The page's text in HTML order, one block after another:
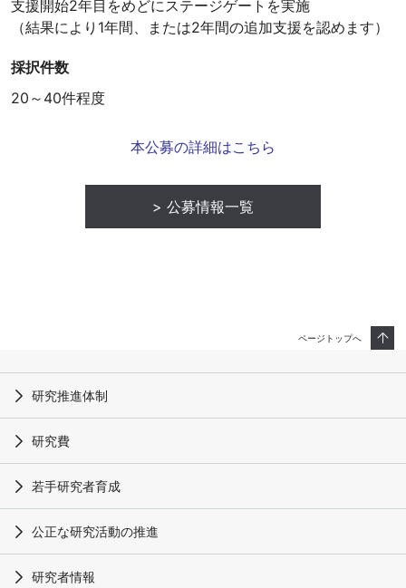
支援開始2年目をめどにステージゲートを実施
（結果により1年間、または2年間の追加支援を認めます）
採択件数
20～40件程度
本公募の詳細はこちら
公募情報一覧
ページトップへ
研究推進体制
研究費
若手研究者育成
公正な研究活動の推進
研究者情報